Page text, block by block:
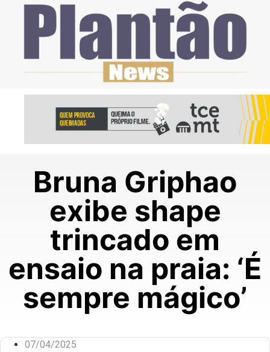
Bruna Griphao
exibe shape
trincado em
ensaio na praia: ‘É
sempre mágico’
07/04/2025